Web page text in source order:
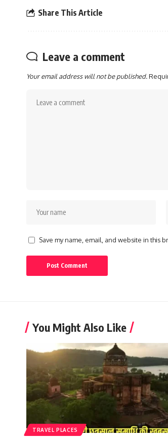
Share This Article
Leave a comment
Your email address will not be published.
Save my name, email, and website in this
You Might Also Like
TRAVEL PLACES